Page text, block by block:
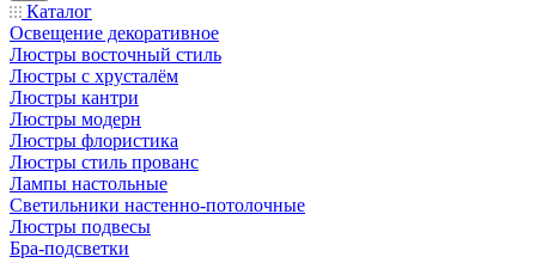
Каталог
Освещение декоративное
Люстры восточный стиль
Люстры с хрусталём
Люстры кантри
Люстры модерн
Люстры флористика
Люстры стиль прованс
Лампы настольные
Светильники настенно-потолочные
Люстры подвесы
Бра-подсветки